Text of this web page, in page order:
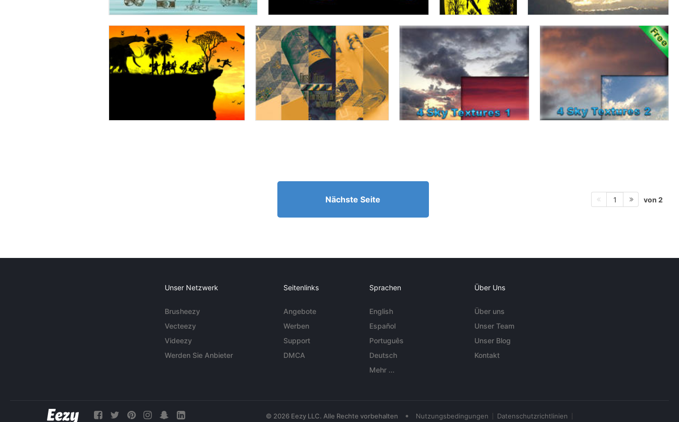
Nächste Seite 1 von 2
Unser Netzwerk
Brusheezy
Vecteezy
Videezy
Werden Sie Anbieter
Seitenlinks
Angebote
Werben
Support
DMCA
Sprachen
English
Español
Português
Deutsch
Mehr ...
Über Uns
Über uns
Unser Team
Unser Blog
Kontakt
© 2026 Eezy LLC. Alle Rechte vorbehalten • Nutzungsbedingungen Datenschutzrichtlinien